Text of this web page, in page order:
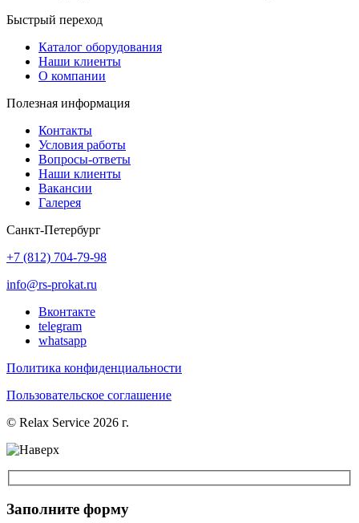
Быстрый переход
Каталог оборудования
Наши клиенты
О компании
Полезная информация
Контакты
Условия работы
Вопросы-ответы
Наши клиенты
Вакансии
Галерея
Санкт-Петербург
+7 (812) 704-79-98
info@rs-prokat.ru
Вконтакте
telegram
whatsapp
Политика конфиденциальности
Пользовательское соглашение
© Relax Service 2026 г.
Заполните форму